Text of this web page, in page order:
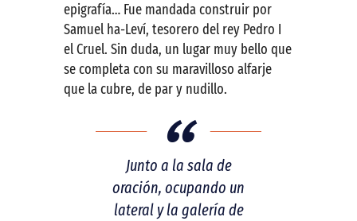
epigrafía… Fue mandada construir por
Samuel ha-Leví, tesorero del rey Pedro I
el Cruel. Sin duda, un lugar muy bello que
se completa con su maravilloso alfarje
que la cubre, de par y nudillo.
Junto a la sala de
oración, ocupando un
lateral y la galería de